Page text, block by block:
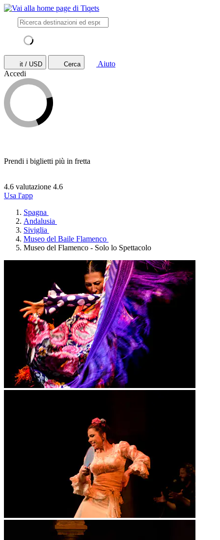
it / USD Cerca
Aiuto
Accedi
Prendi i biglietti più in fretta
4.6 valutazione 4.6
Usa l'app
Spagna
Andalusia
Siviglia
Museo del Baile Flamenco
Museo del Flamenco - Solo lo Spettacolo